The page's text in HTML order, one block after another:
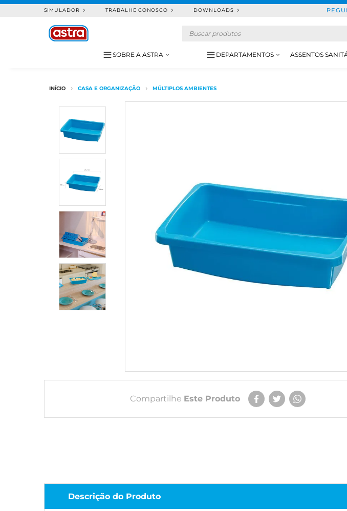
SIMULADOR TRABALHE CONOSCO DOWNLOADS
SOBRE A ASTRA DEPARTAMENTOS ASSENTOS
CASA E ORGANIZAÇÃO MÚLTIPLOS AMBIENTES
Compartilhe Este Produto
Descrição do Produto